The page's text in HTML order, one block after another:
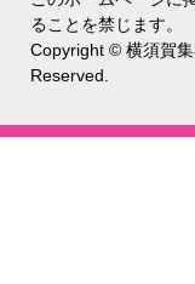
ることを禁じます。
Copyright © 横須賀
Reserved.